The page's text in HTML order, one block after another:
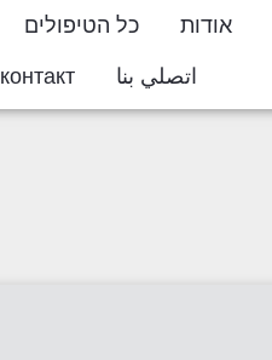
אודות כל הטיפולים
اتصلي بنا контакт